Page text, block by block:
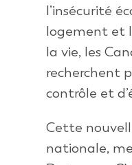
l’insécurité
logement et
la vie, les
recherchent
contrôle et
Cette
nationale,